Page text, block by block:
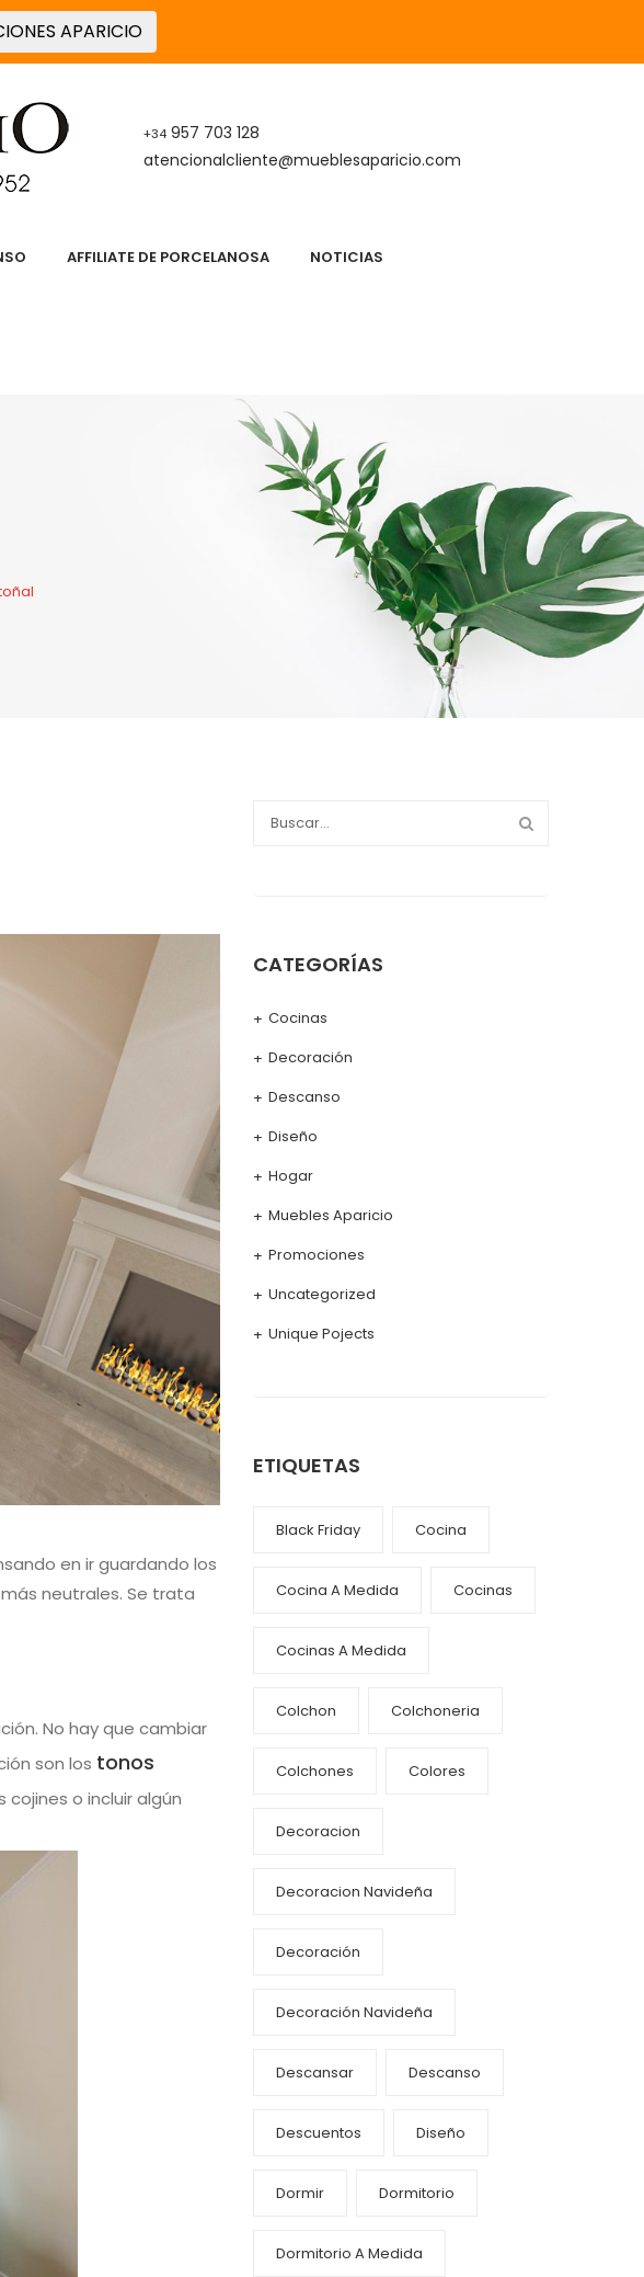
APARICIO
+34 957 703 128
atencionalcliente@mueblesaparicio.com
AFFILIATE DE PORCELANOSA NOTICIAS
APARICIO DESCANSO
en ir guardando los
neutrales. Se trata
No hay que cambiar
son los tonos
cojines o incluir algún
CATEGORÍAS
Cocinas
Decoración
Descanso
Diseño
Hogar
Muebles Aparicio
Promociones
Uncategorized
Unique Pojects
ETIQUETAS
Black Friday Cocina
Cocina A Medida Cocinas
Cocinas A Medida
Colchon Colchoneria
Colchones Colores
Decoracion
Decoracion Navideña
Decoración
Decoración Navideña
Descansar Descanso
Descuentos Diseño
Dormir Dormitorio
Dormitorio A Medida